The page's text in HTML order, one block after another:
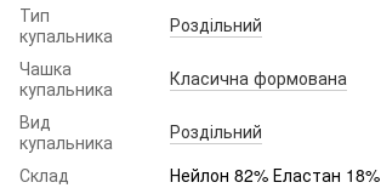
Тип
купальника
Роздільний
Чашка
купальника
Класична формована
Вид
купальника
Роздільний
Склад
Нейлон 82% Еластан 18%